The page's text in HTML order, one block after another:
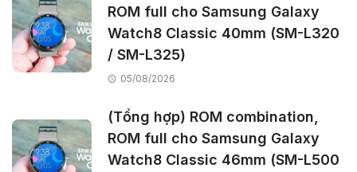
ROM full cho Samsung Galaxy
Watch8 Classic 40mm (SM-L320
/ SM-L325)
05/08/2026
(Tổng hợp) ROM combination,
ROM full cho Samsung Galaxy
Watch8 Classic 46mm (SM-L500